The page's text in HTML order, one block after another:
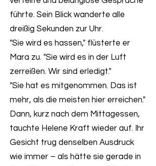
führte. Sein Blick wanderte alle
dreißig Sekunden zur Uhr.
"Sie wird es hassen," flüsterte er
Mara zu. "Sie wird es in der Luft
zerreißen. Wir sind erledigt."
"Sie hat es mitgenommen. Das ist
mehr, als die meisten hier erreichen."
Dann, kurz nach dem Mittagessen,
tauchte Helene Kraft wieder auf. Ihr
Gesicht trug denselben Ausdruck
wie immer – als hätte sie gerade in